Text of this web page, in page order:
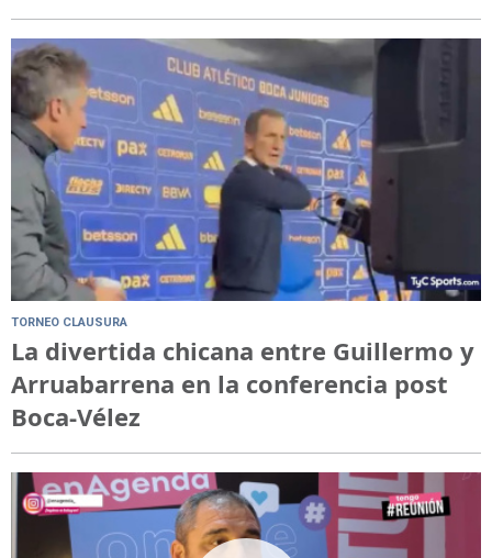
TORNEO CLAUSURA
La divertida chicana entre Guillermo y
Arruabarrena en la conferencia post
Boca-Vélez